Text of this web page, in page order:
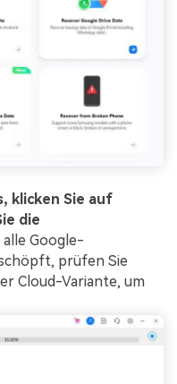
klicken Sie auf
die
alle Google-
prüfen Sie
Cloud-Variante, um